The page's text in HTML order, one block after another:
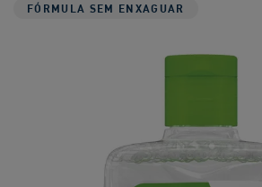
FÓRMULA SEM ENXAGUAR